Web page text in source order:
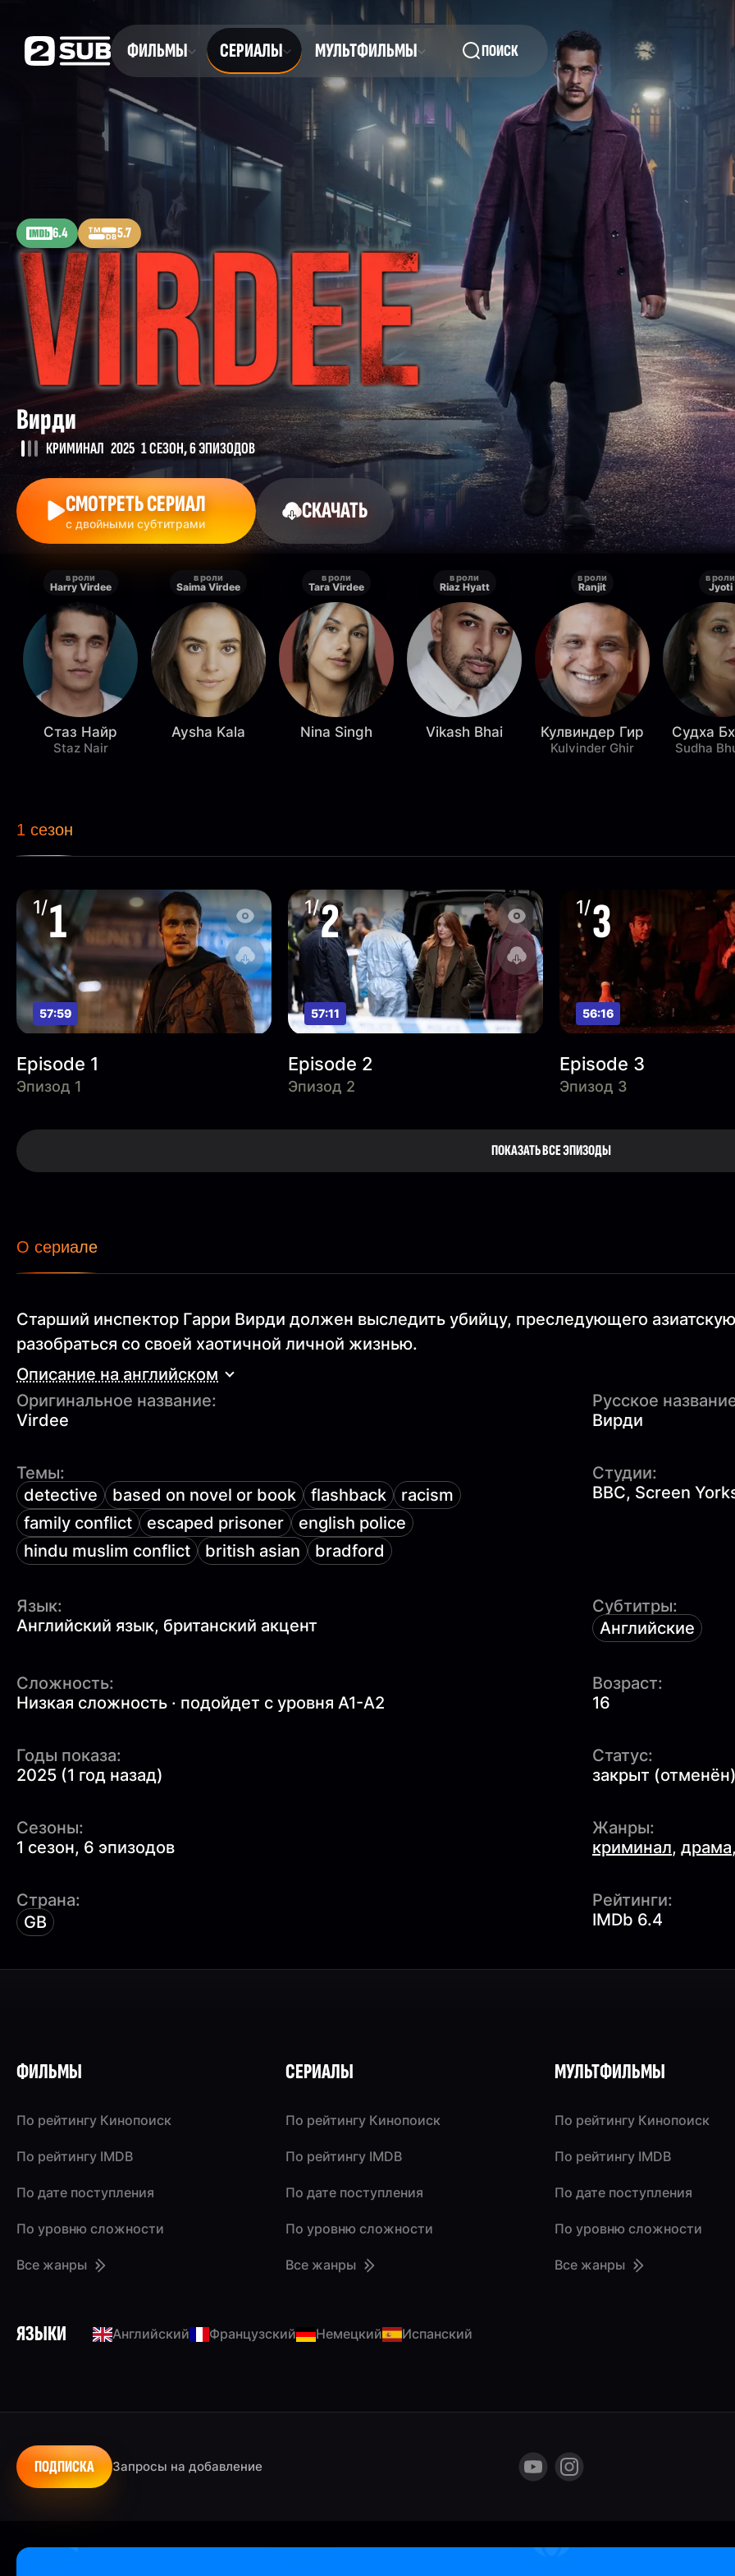
ФИЛЬМЫ СЕРИАЛЫ МУЛЬТФИЛЬМЫ ПОИСК
6.4 5.7
Вирди
КРИМИНАЛ 2025 1 СЕЗОН, 6 ЭПИЗОДОВ
СМОТРЕТЬ СЕРИАЛ
с двойными субтитрами СКАЧАТЬ
в роли
Harry Virdee
Стаз Найр
Staz Nair
в роли
Saima Virdee
Aysha Kala
в роли
Tara Virdee
Nina Singh
в роли
Riaz Hyatt
Vikash Bhai
в роли
Ranjit
Кулвиндер Гир
Kulvinder Ghir
в роли
Jyoti
Судха
Sudha
1 сезон
1/1
57:59
Episode 1
Эпизод 1
1/2
57:11
Episode 2
Эпизод 2
1/3
56:16
Episode 3
Эпизод 3
ПОКАЗАТЬ ВСЕ ЭПИЗОДЫ
О сериале
Старший инспектор Гарри Вирди должен выследить убийцу, преследующего
разобраться со своей хаотичной личной жизнью.
Описание на английском
Оригинальное название:
Virdee
Русское
Вирди
Темы:
detective
based on novel or book flashback
racism
family conflict
escaped prisoner
english police
hindu muslim conflict
british asian bradford
Студии:
BBC, Screen
Язык:
Английский язык, британский акцент
Субтитры:
Английские
Сложность:
Низкая сложность · подойдет с уровня A1-A2
Возраст:
16
Годы показа:
2025 (1 год назад)
Статус:
закрыт (отменён)
Сезоны:
1 сезон, 6 эпизодов
Жанры:
криминал, драма,
Страна:
GB
Рейтинги:
IMDb 6.4
ЯЗЫКИ Английский Французский Немецкий Испанский
ФИЛЬМЫ
По рейтингу Кинопоиск
По рейтингу IMDB
По дате поступления
По уровню сложности
Все жанры
СЕРИАЛЫ
По рейтингу Кинопоиск
По рейтингу IMDB
По дате поступления
По уровню сложности
Все жанры
МУЛЬТФИЛЬМЫ
По рейтингу Кинопоиск
По рейтингу IMDB
По дате поступления
По уровню сложности
Все жанры
Запросы на добавление
ПОДПИСКА